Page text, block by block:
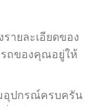
ายละเอียดของ
ถของคุณอยู่ให้
อุปกรณ์ครบครัน